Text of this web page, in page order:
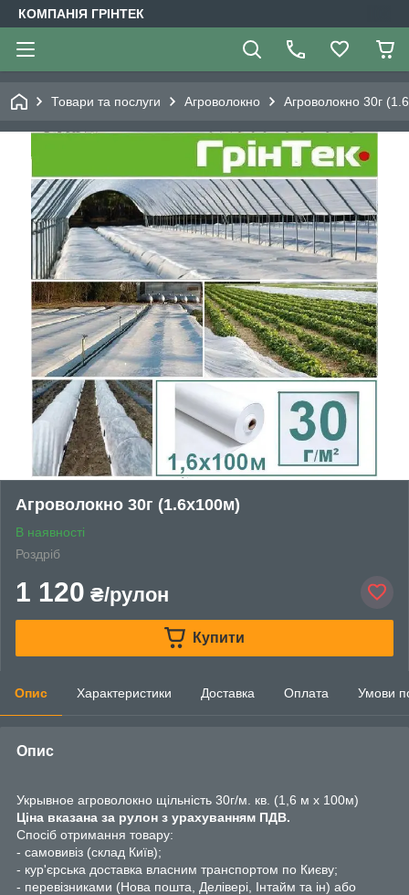
КОМПАНІЯ ГРІНТЕК
Товари та послуги Агроволокно Агроволокно 30г
Агроволокно 30г (1.6х100м)
В наявності
Роздріб
1 120 ₴/рулон
Купити
Опис Характеристики Доставка Оплата Умови
Опис
Укрывное агроволокно щільність 30г/м. кв. (1,6 м х 100м)
Ціна вказана за рулон з урахуванням ПДВ.
Спосіб отримання товару:
- самовивіз (склад Київ);
- кур'єрська доставка власним транспортом по Києву;
- перевізниками (Нова пошта, Делівері, Інтайм та ін) або